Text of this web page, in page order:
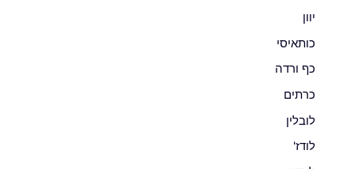
יוון
כותאיסי
כף ורדה
כרתים
לובלין
לודז'